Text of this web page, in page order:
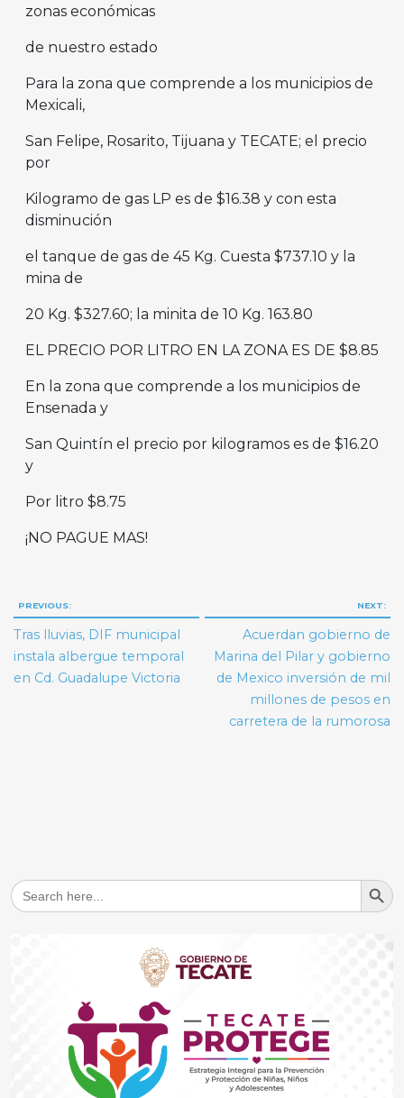
zonas económicas
de nuestro estado
Para la zona que comprende a los municipios de
Mexicali,
San Felipe, Rosarito, Tijuana y TECATE; el precio
por
Kilogramo de gas LP es de $16.38 y con esta
disminución
el tanque de gas de 45 Kg. Cuesta $737.10 y la
mina de
20 Kg. $327.60; la minita de 10 Kg. 163.80
EL PRECIO POR LITRO EN LA ZONA ES DE $8.85
En la zona que comprende a los municipios de
Ensenada y
San Quintín el precio por kilogramos es de $16.20
y
Por litro $8.75
¡NO PAGUE MAS!
Navegación
de
entradas
PREVIOUS:
Tras lluvias, DIF municipal
instala albergue temporal
en Cd. Guadalupe Victoria
NEXT:
Acuerdan gobierno de
Marina del Pilar y gobierno
de Mexico inversión de mil
millones de pesos en
carretera de la rumorosa
Search
for:
Search